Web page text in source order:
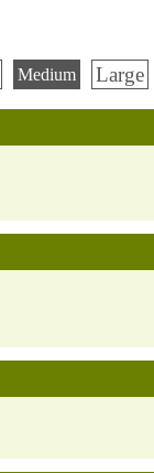
Medium Large